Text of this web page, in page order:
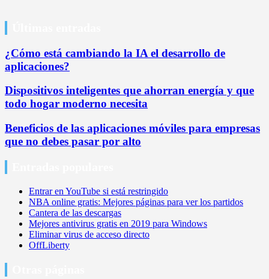
¿Cómo está cambiando la IA el desarrollo de
aplicaciones?
Dispositivos inteligentes que ahorran energía y que
todo hogar moderno necesita
Beneficios de las aplicaciones móviles para empresas
que no debes pasar por alto
Entrar en YouTube si está restringido
NBA online gratis: Mejores páginas para ver los partidos
Cantera de las descargas
Mejores antivirus gratis en 2019 para Windows
Eliminar virus de acceso directo
OffLiberty